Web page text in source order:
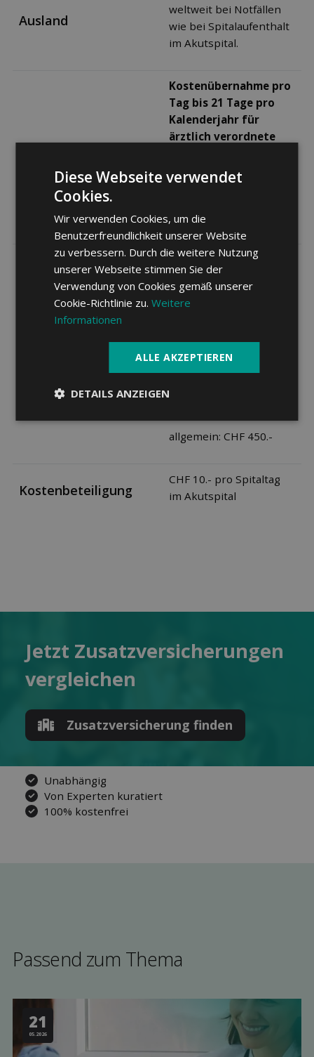
Ausland
weltweit bei Notfällen
wie bei Spitalaufenthalt
im Akutspital.
Kostenübernahme pro
Tag bis 21 Tage pro
Kalenderjahr für
ärztlich verordnete
Erholungskuren:
Tag
Identische Leistungen
wie bei Aufenthalt
Akutspital.
Hausgeburten oder bei
einem Spitalaustritt
von Mutter und Kind
allgemein: CHF 450.-
Kostenbeteiligung
CHF 10.- pro Spitaltag
im Akutspital
Jetzt Zusatz­versicherungen
ver­gleichen
Zusatz­versicherung finden
Unabhängig
Von Experten kuratiert
100% kostenfrei
Passend zum Thema
21
05.2026
Diese Webseite verwendet
Cookies.
Wir verwenden Cookies, um die
Benutzerfreundlichkeit unserer Website
zu verbessern. Durch die weitere Nutzung
unserer Webseite stimmen Sie der
Verwendung von Cookies gemäß unserer
Cookie-Richtlinie zu.Weitere
Informationen
ALLE AKZEPTIEREN
DETAILS ANZEIGEN